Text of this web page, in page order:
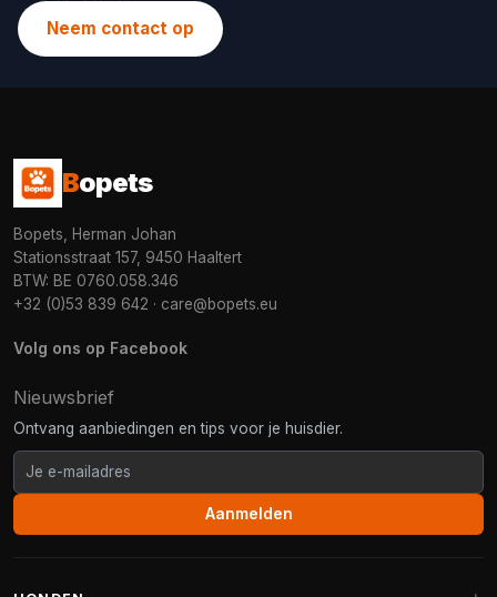
Neem contact op
Bopets
Bopets, Herman Johan
Stationsstraat 157, 9450 Haaltert
BTW: BE 0760.058.346
+32 (0)53 839 642 · care@bopets.eu
Volg ons op Facebook
Nieuwsbrief
Ontvang aanbiedingen en tips voor je huisdier.
Aanmelden